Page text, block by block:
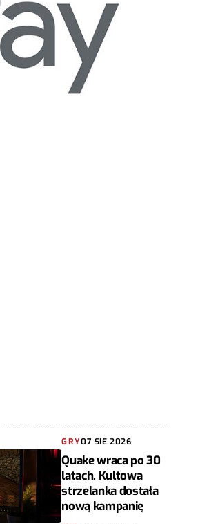
GRY07 SIE 2026
Quake wraca po 30
latach. Kultowa
strzelanka dostała
nową kampanię